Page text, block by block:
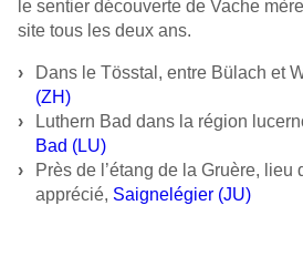
le sentier découverte de Vache
site tous les deux ans.
Dans le Tösstal, entre Bülach et
(ZH)
Luthern Bad dans la région
Bad (LU)
Près de l’étang de la Gruère, lieu
apprécié, Saignelégier (JU)